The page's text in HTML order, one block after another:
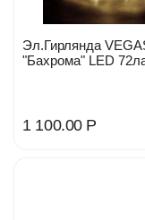
Эл.Гирлянда
"Бахрома" LED
1 100.00 Р